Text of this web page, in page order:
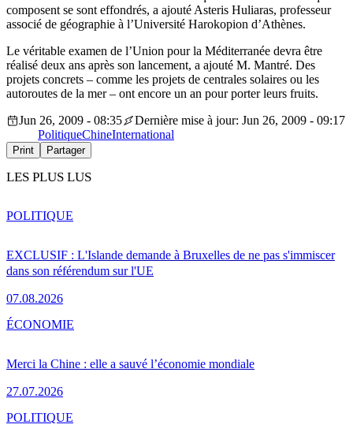
composent se sont effondrés, a ajouté Asteris Huliaras, professeur
associé de géographie à l’Université Harokopion d’Athènes.
Le véritable examen de l’Union pour la Méditerranée devra être
réalisé deux ans après son lancement, a ajouté M. Mantré. Des
projets concrets – comme les projets de centrales solaires ou les
autoroutes de la mer – ont encore un an pour porter leurs fruits.
Jun 26, 2009 - 08:35
Dernière mise à jour: Jun 26, 2009 - 09:17
PolitiqueChineInternational
Print Partager
LES PLUS LUS
EXCLUSIF : L'Islande demande à Bruxelles de ne pas s'immiscer
dans son référendum sur l'UE
07.08.2026
POLITIQUE
Merci la Chine : elle a sauvé l’économie mondiale
27.07.2026
ÉCONOMIE
POLITIQUE